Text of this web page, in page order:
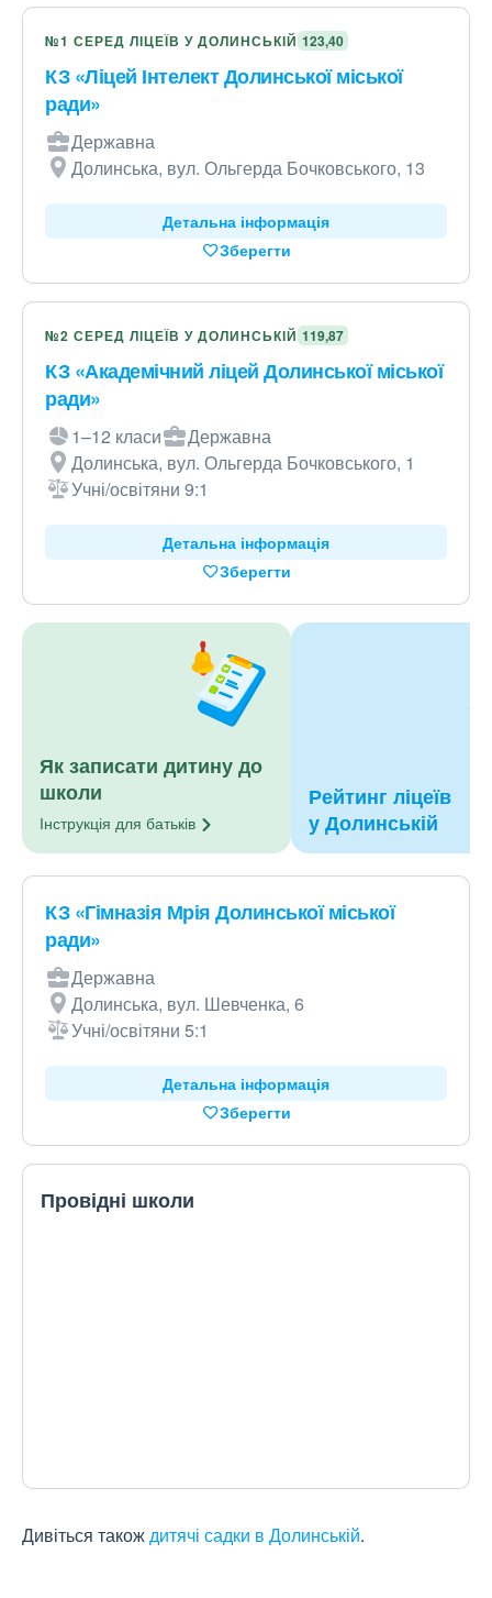
№1 СЕРЕД ЛІЦЕЇВ У ДОЛИНСЬКІЙ 123,40
КЗ «Ліцей Інтелект Долинської міської
ради»
Державна
Долинська, вул. Ольгерда Бочковського, 13
Детальна інформація
Зберегти
№2 СЕРЕД ЛІЦЕЇВ У ДОЛИНСЬКІЙ 119,87
КЗ «Академічний ліцей Долинської міської
ради»
1–12 класи
Державна
Долинська, вул. Ольгерда Бочковського, 1
Учні/освітяни 9:1
Детальна інформація
Зберегти
Як записати дитину до
школи
Інструкція для батьків
Рейтинг ліцеїв
у Долинській
КЗ «Гімназія Мрія Долинської міської
ради»
Державна
Долинська, вул. Шевченка, 6
Учні/освітяни 5:1
Детальна інформація
Зберегти
Провідні школи
Дивіться такождитячі садки в Долинській.